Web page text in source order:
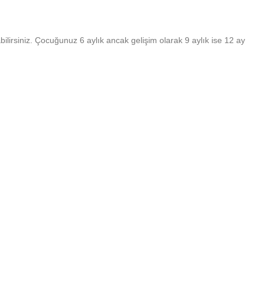
Çocuğunuz 6 aylık ancak gelişim olarak 9 aylık ise 12 ay